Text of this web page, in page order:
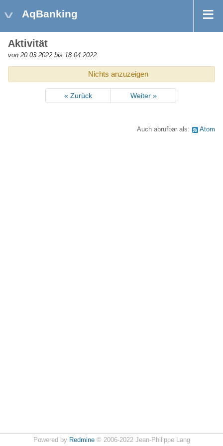
AqBanking
Aktivität
von 20.03.2022 bis 18.04.2022
Nichts anzuzeigen
« Zurück Weiter »
Auch abrufbar als: Atom
Powered by Redmine© 2006-2022 Jean-Philippe Lang